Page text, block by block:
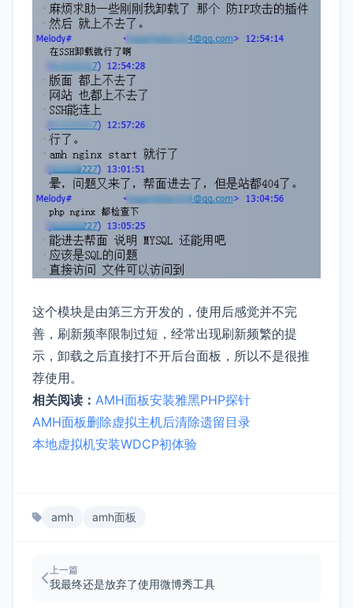
这个模块是由第三方开发的，使用后感觉并不完
善，刷新频率限制过短，经常出现刷新频繁的提
示，卸载之后直接打不开后台面板，所以不是很推
荐使用。
相关阅读： AMH面板安装雅黑PHP探针
AMH面板删除虚拟主机后清除遗留目录
本地虚拟机安装WDCP初体验
amh amh面板
上一篇
我最终还是放弃了使用微博秀工具